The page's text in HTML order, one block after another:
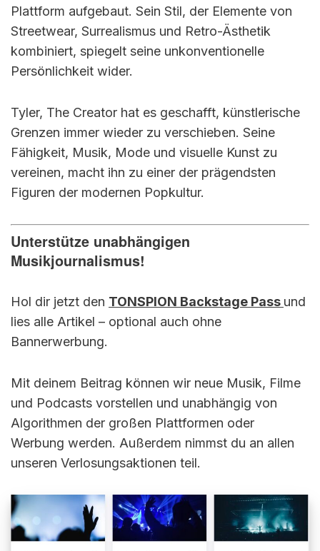
Plattform aufgebaut. Sein Stil, der Elemente von
Streetwear, Surrealismus und Retro-Ästhetik
kombiniert, spiegelt seine unkonventionelle
Persönlichkeit wider.
Tyler, The Creator hat es geschafft, künstlerische
Grenzen immer wieder zu verschieben. Seine
Fähigkeit, Musik, Mode und visuelle Kunst zu
vereinen, macht ihn zu einer der prägendsten
Figuren der modernen Popkultur.
Unterstütze unabhängigen
Musikjournalismus!
Hol dir jetzt den TONSPION Backstage Pass und
lies alle Artikel – optional auch ohne
Bannerwerbung.
Mit deinem Beitrag können wir neue Musik, Filme
und Podcasts vorstellen und unabhängig von
Algorithmen der großen Plattformen oder
Werbung werden. Außerdem nimmst du an allen
unseren Verlosungsaktionen teil.